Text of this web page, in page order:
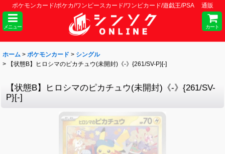
ポケモンカード/ポケカ/ワンピースカード/ワンピカード/遊戯王/PSA 通販
メニュー カート
ホーム > ポケモンカード > シングル
>
【状態B】ヒロシマのピカチュウ(未開封)《-》{261/SV-P}[-]
【状態B】ヒロシマのピカチュウ(未開封)《-》{261/SV-
P}[-]